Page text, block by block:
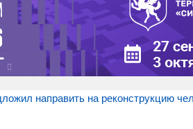
направить на реконструкцию